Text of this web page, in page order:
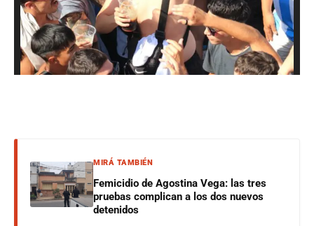
MIRÁ TAMBIÉN
Femicidio de Agostina Vega: las tres
pruebas complican a los dos nuevos
detenidos